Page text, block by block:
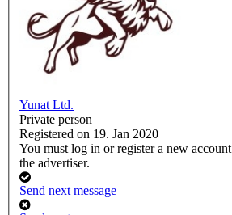
Yunat Ltd.
Private person
Registered on 19. Jan 2020
You must log in or register a new
the advertiser.
Send next message